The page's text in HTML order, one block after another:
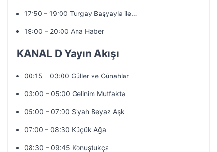
17:50 – 19:00 Turgay Başyayla ile…
19:00 – 20:00 Ana Haber
KANAL D Yayın Akışı
00:15 – 03:00 Güller ve Günahlar
03:00 – 05:00 Gelinim Mutfakta
05:00 – 07:00 Siyah Beyaz Aşk
07:00 – 08:30 Küçük Ağa
08:30 – 09:45 Konuştukça